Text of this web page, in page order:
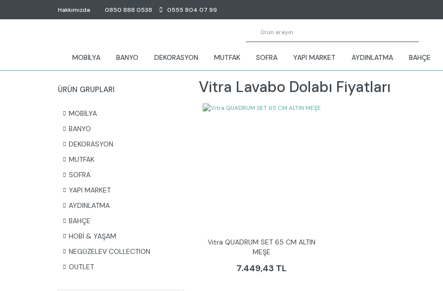
Hakkımızda 0850 888 0538 0555 804 07 99
MOBİLYA BANYO DEKORASYON MUTFAK SOFRA YAPI MARKET AYDINLATMA BAHÇE
ÜRÜN GRUPLARI
MOBİLYA
BANYO
DEKORASYON
MUTFAK
SOFRA
YAPI MARKET
AYDINLATMA
BAHÇE
HOBİ & YAŞAM
NEGÜZELEV COLLECTION
OUTLET
Vitra Lavabo Dolabı Fiyatları
Vitra QUADRUM SET 65 CM ALTIN
MEŞE
7.449,43 TL